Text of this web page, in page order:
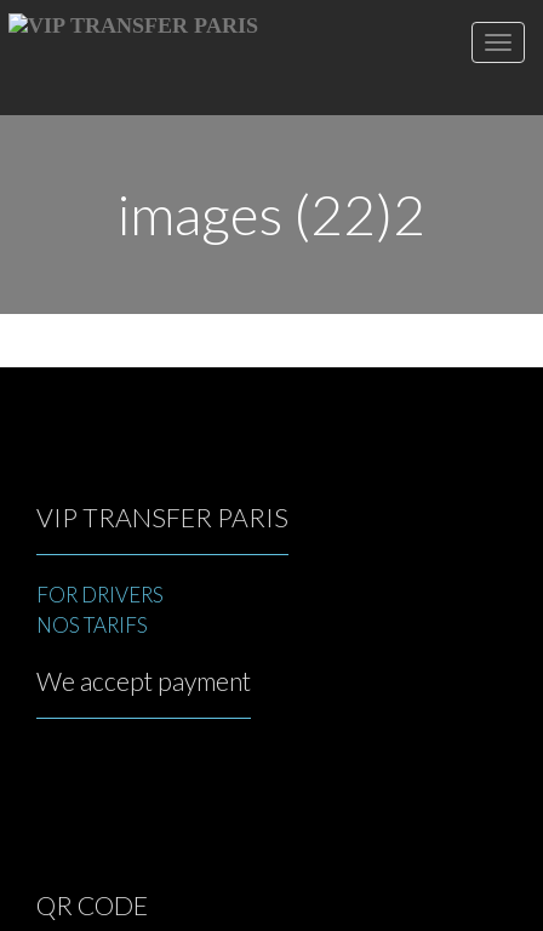
images (22)2
VIP TRANSFER PARIS
FOR DRIVERS
NOS TARIFS
We accept payment
QR CODE